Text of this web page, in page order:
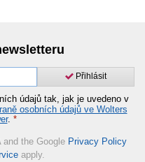
Přihlásit
údajů tak, jak je uvedeno v
osobních údajů ve Wolters
. *
the Google Privacy Policy
apply.